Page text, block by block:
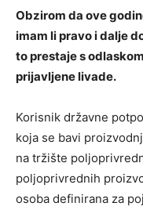
Obzirom da ove
imam li pravo i dalje
to prestaje s
prijavljene livade.
Korisnik državne
koja se bavi
na tržište
poljoprivrednih
osoba definirana za